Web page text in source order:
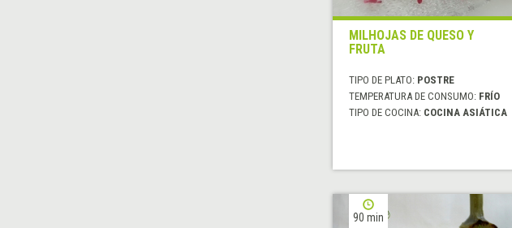
MILHOJAS DE QUESO Y
FRUTA
TIPO DE PLATO: POSTRE
TEMPERATURA DE CONSUMO: FRÍO
TIPO DE COCINA: COCINA ASIÁTICA
90 min